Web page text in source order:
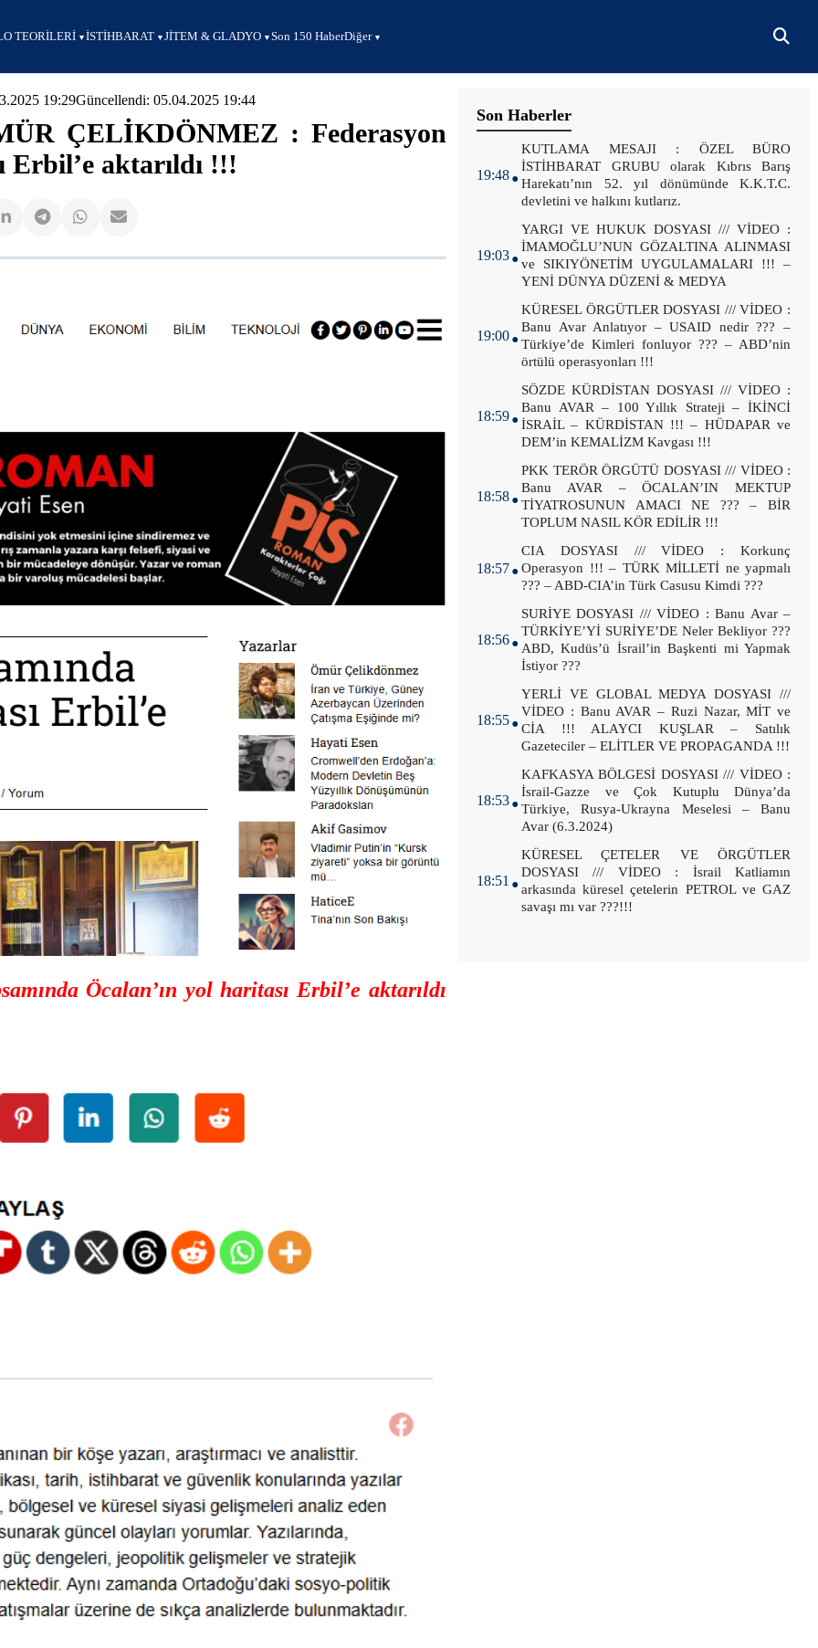
TEORİLERİ İSTİHBARAT JİTEM & GLADYO Son 150 HaberDiğer
19:29Güncellendi: 05.04.2025 19:44
ÇELİKDÖNMEZ : Federasyon
Erbil’e aktarıldı !!!
Öcalan’ın yol haritası Erbil’e aktarıldı
Son Haberler
19:48.KUTLAMA MESAJI : ÖZEL BÜRO
İSTİHBARAT GRUBU olarak Kıbrıs Barış
Harekatı’nın 52. yıl dönümünde K.K.T.C.
devletini ve halkını kutlarız.
19:03.YARGI VE HUKUK DOSYASI /// VİDEO :
İMAMOĞLU’NUN GÖZALTINA ALINMASI
ve SIKIYÖNETİM UYGULAMALARI !!! –
YENİ DÜNYA DÜZENİ & MEDYA
19:00.KÜRESEL ÖRGÜTLER DOSYASI /// VİDEO :
Banu Avar Anlatıyor – USAID nedir ??? –
Türkiye’de Kimleri fonluyor ??? – ABD’nin
örtülü operasyonları !!!
18:59.SÖZDE KÜRDİSTAN DOSYASI /// VİDEO :
Banu AVAR – 100 Yıllık Strateji – İKİNCİ
İSRAİL – KÜRDİSTAN !!! – HÜDAPAR ve
DEM’in KEMALİZM Kavgası !!!
18:58.PKK TERÖR ÖRGÜTÜ DOSYASI /// VİDEO :
Banu AVAR – ÖCALAN’IN MEKTUP
TİYATROSUNUN AMACI NE ??? – BİR
TOPLUM NASIL KÖR EDİLİR !!!
18:57.CIA DOSYASI /// VİDEO : Korkunç
Operasyon !!! – TÜRK MİLLETİ ne yapmalı
??? – ABD-CIA’in Türk Casusu Kimdi ???
18:56.SURİYE DOSYASI /// VİDEO : Banu Avar –
TÜRKİYE’Yİ SURİYE’DE Neler Bekliyor ???
ABD, Kudüs’ü İsrail’in Başkenti mi Yapmak
İstiyor ???
18:55.YERLİ VE GLOBAL MEDYA DOSYASI ///
VİDEO : Banu AVAR – Ruzi Nazar, MİT ve
CİA !!! ALAYCI KUŞLAR – Satılık
Gazeteciler – ELİTLER VE PROPAGANDA !!!
18:53.KAFKASYA BÖLGESİ DOSYASI /// VİDEO :
İsrail-Gazze ve Çok Kutuplu Dünya’da
Türkiye, Rusya-Ukrayna Meselesi – Banu
Avar (6.3.2024)
18:51 .KÜRESEL ÇETELER VE ÖRGÜTLER
DOSYASI /// VİDEO : İsrail Katliamın
arkasında küresel çetelerin PETROL ve GAZ
savaşı mı var ???!!!